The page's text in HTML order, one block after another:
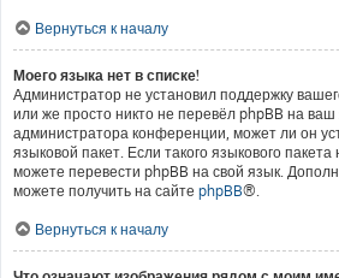
Вернуться к началу
Моего языка нет в списке!
Администратор не установил поддержку
или же просто никто не перевёл phpBB на
администратора конференции, может ли он
языковой пакет. Если такого языкового
можете перевести phpBB на свой язык.
можете получить на сайте phpBB®.
Вернуться к началу